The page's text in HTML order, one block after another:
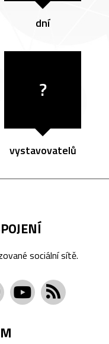
dní
?
vystavovatelů
sociální sítě.